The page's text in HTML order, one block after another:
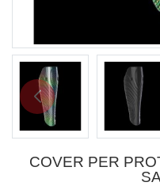
COVER PER